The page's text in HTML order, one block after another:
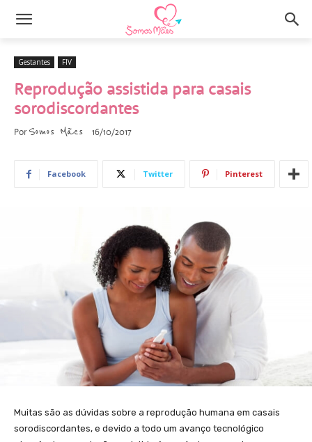
Gestantes FIV
Reprodução assistida para casais
sorodiscordantes
Por Somos Mães 16/10/2017
Facebook Twitter Pinterest
Muitas são as dúvidas sobre a reprodução humana em casais
sorodiscordantes, e devido a todo um avanço tecnológico